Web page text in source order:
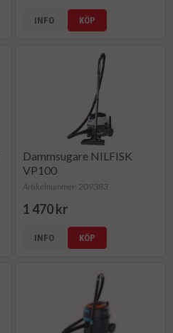
INFO KÖP
Dammsugare NILFISK
VP100
Artikelnummer: 209383
1 470 kr
INFO KÖP